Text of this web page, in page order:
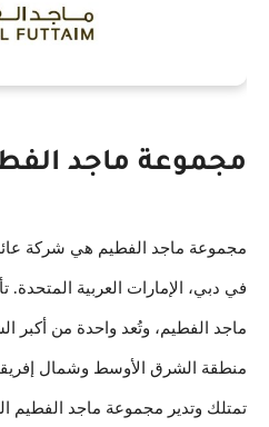
مجموعة ماجد
مجموعة ماجد الفطيم هي شركة
ماجد الفطيم، وتُعد واحدة من أكبر
منطقة الشرق الأوسط وشمال
تمتلك وتدير مجموعة ماجد الفطيم